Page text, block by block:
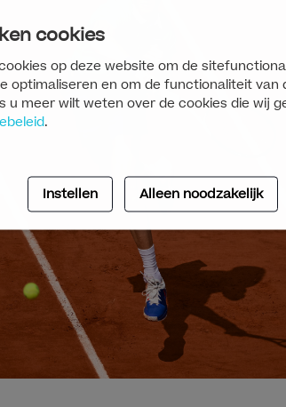
cookies
op deze website om de
optimaliseren en om de functionaliteit van
u meer wilt weten over de cookies die wij
.
Instellen Alleen noodzakelijk